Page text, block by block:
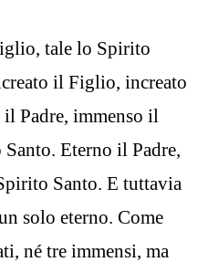
tale lo Spirito
il Figlio, increato
Padre, immenso il
Eterno il Padre,
Santo. E tuttavia
solo eterno. Come
né tre immensi, ma